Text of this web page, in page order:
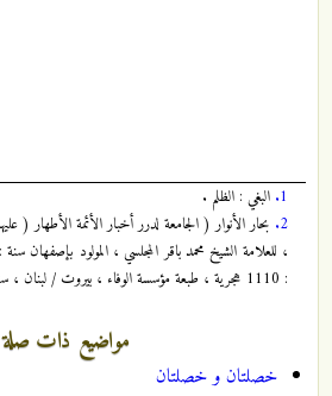
1. البغي : الظلم .
2.
: 1110 هجرية ، طبعة مؤسسة الوفاء ، بيروت / لبنان ، سنة : 1414 هجرية .
مواضيع ذات صلة
خصلتان و خصلتان